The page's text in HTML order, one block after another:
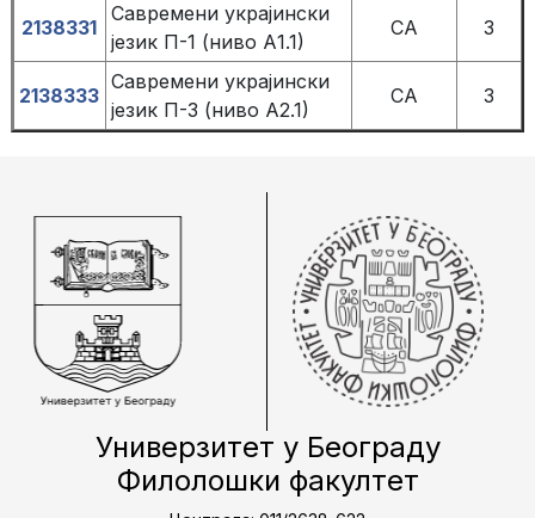
2138331
Савремени украјински
језик П-1 (ниво А1.1)
СА 3
2138333
Савремени украјински
језик П-3 (ниво А2.1)
СА 3
Универзитет у Београду
Филолошки факултет